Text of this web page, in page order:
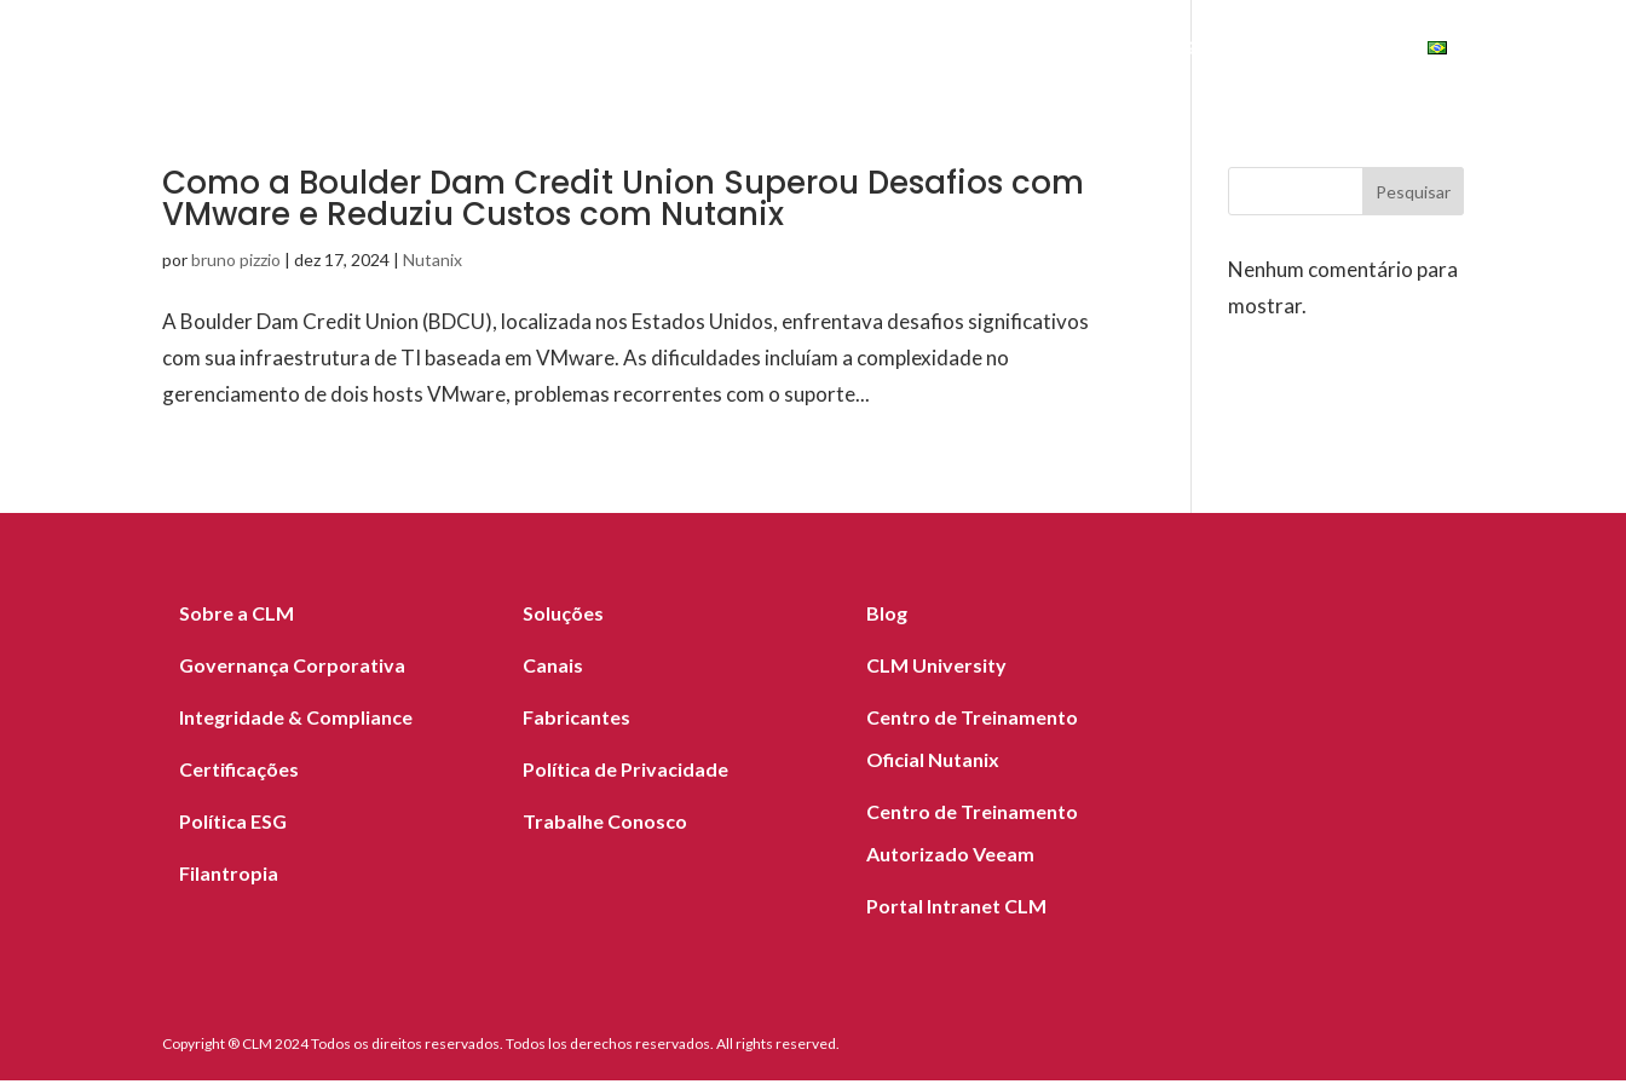
ESG
Como a Boulder Dam Credit Union Superou Desafios com
VMware e Reduziu Custos com Nutanix
porbruno pizzio |dez 17, 2024 |Nutanix
A Boulder Dam Credit Union (BDCU), localizada nos Estados Unidos, enfrentava desafios significativos
com sua infraestrutura de TI baseada em VMware. As dificuldades incluíam a complexidade no
gerenciamento de dois hosts VMware, problemas recorrentes com o suporte...
Pesquisar
Nenhum comentário para
mostrar.
Sobre a CLM
Governança Corporativa
Integridade & Compliance
Certificações
Política ESG
Filantropia
Soluções
Canais
Fabricantes
Política de Privacidade
Trabalhe Conosco
Blog
CLM University
Centro de Treinamento
Oficial Nutanix
Centro de Treinamento
Autorizado Veeam
Portal Intranet CLM
Copyright ® CLM 2024 Todos os direitos reservados. Todos los derechos reservados. All rights reserved.